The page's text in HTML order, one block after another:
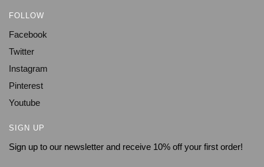
FOLLOW
Facebook
Twitter
Instagram
Pinterest
Youtube
SIGN UP
Sign up to our newsletter and receive 10% off your first order!